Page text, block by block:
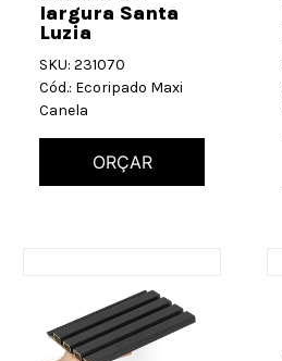
largura Santa
Luzia
SKU: 231070
Cód.: Ecoripado Maxi
Canela
ORÇAR